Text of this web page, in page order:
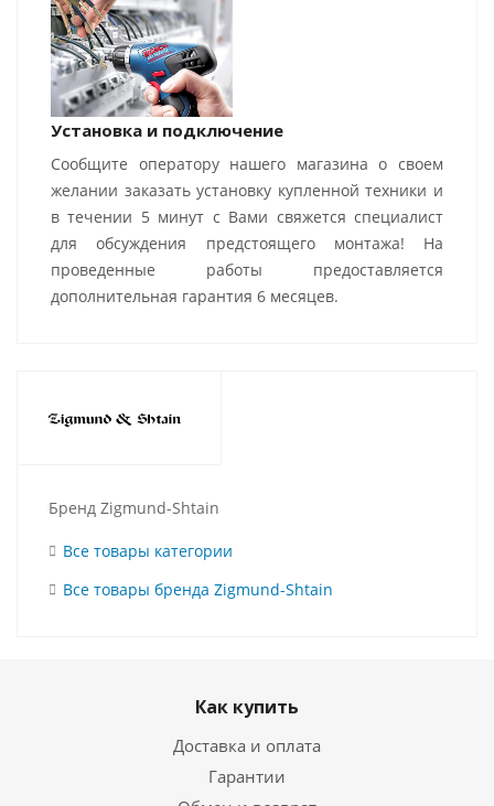
Установка и подключение
Сообщите оператору нашего магазина о своем
желании заказать установку купленной техники и
в течении 5 минут с Вами свяжется специалист
для обсуждения предстоящего монтажа! На
проведенные работы предоставляется
дополнительная гарантия 6 месяцев.
Бренд Zigmund-Shtain
Все товары категории
Все товары бренда Zigmund-Shtain
Как купить
Доставка и оплата
Гарантии